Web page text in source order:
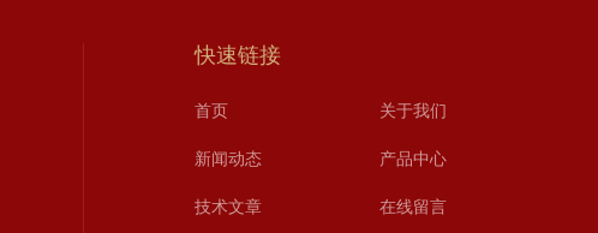
快速链接
首页 关于我们
新闻动态 产品中心
技术文章 在线留言